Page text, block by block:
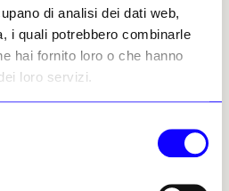
di analisi dei dati web,
i quali potrebbero combinarle
hai fornito loro o che hanno
loro servizi.
divina sulla quale si
Voltumna, nella sua
unepiteto di
allo Zeus
latino, e ciò spiega bene
Come pure che il
stato dedicato a lui.